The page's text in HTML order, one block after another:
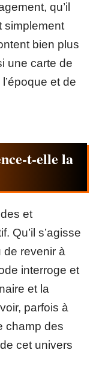
qu’il
simplement
bien plus
une carte de
et de
t-elle la
et
Qu’il s’agisse
de revenir à
interroge et
et la
parfois à
champ des
cet univers